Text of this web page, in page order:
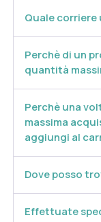
Quale corriere
Perchè di un
quantità
Perchè una
massima
aggiungi al
Dove posso
Effettuate